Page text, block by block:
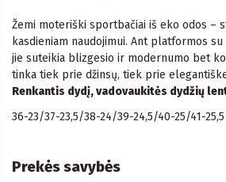
Žemi moteriški sportbačiai iš eko odos –
kasdieniam naudojimui. Ant platformos
jie suteikia blizgesio ir modernumo bet
tinka tiek prie džinsų, tiek prie
Renkantis dydį, vadovaukitės dydžių
36-23/37-23,5/38-24/39-24,5/40-25/41-
Prekės savybės